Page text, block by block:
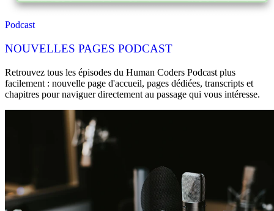
Podcast
NOUVELLES PAGES PODCAST
Retrouvez tous les épisodes du Human Coders Podcast plus
facilement : nouvelle page d'accueil, pages dédiées, transcripts et
chapitres pour naviguer directement au passage qui vous intéresse.